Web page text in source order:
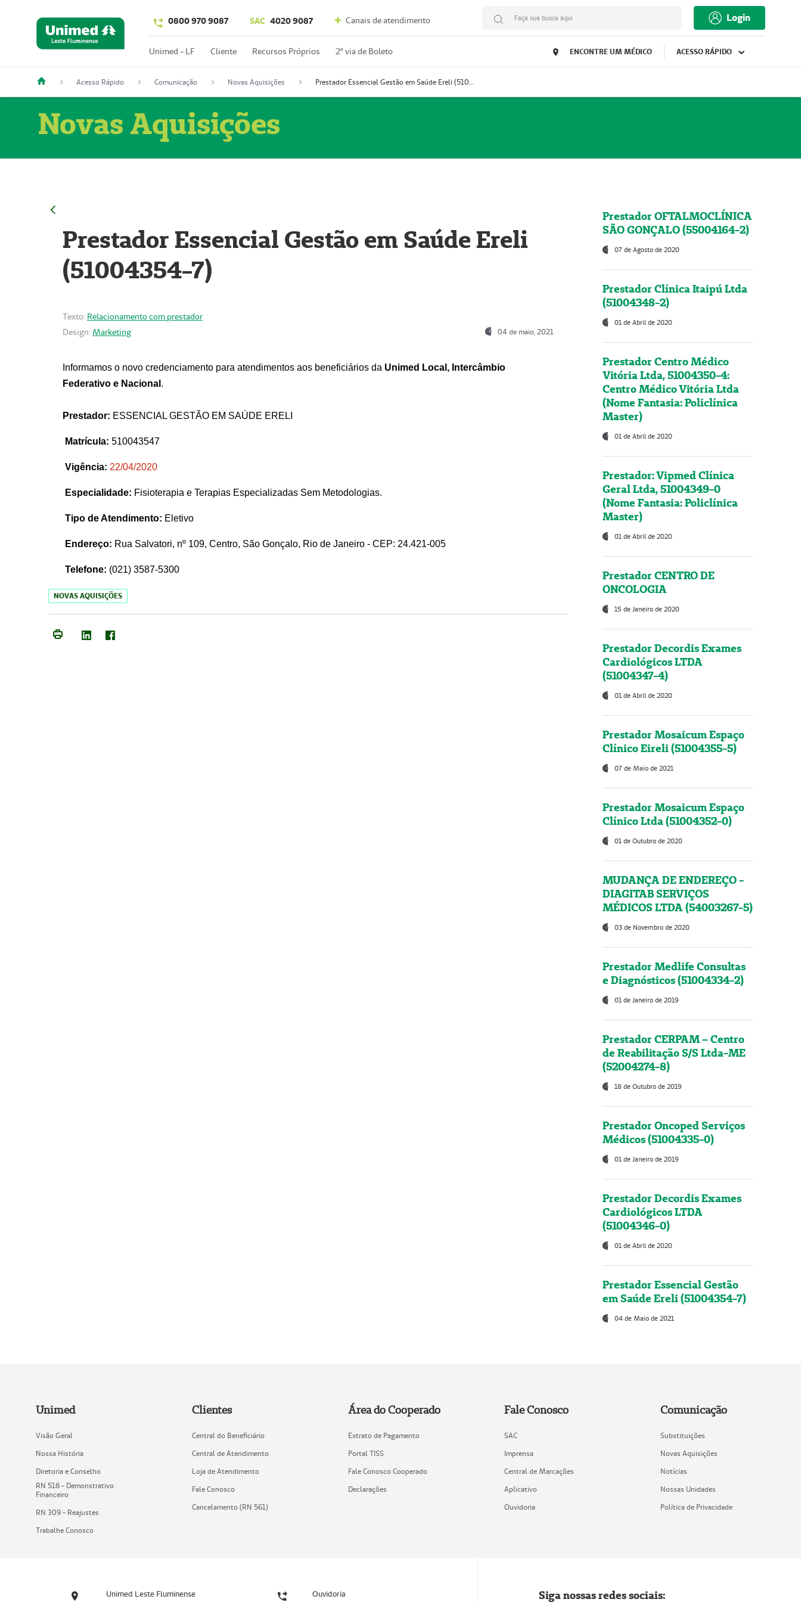
0800 970 9087 SAC 4020 9087 Canais de atendimento Faça sua busca aqui Login
Unimed - LF Cliente Recursos Próprios 2º via de Boleto ENCONTRE UM MÉDICO ACESSO RÁPIDO
Acesso Rápido Comunicação Novas Aquisições Prestador Essencial Gestão em Saúde Ereli (51004354-7)
Novas Aquisições
Prestador Essencial Gestão em Saúde Ereli
(51004354-7)
Texto: Relacionamento com prestador
Design: Marketing 04 de maio, 2021
Informamos o novo credenciamento para atendimentos aos beneficiários da Unimed Local, Intercâmbio
Federativo e Nacional .
Prestador: ESSENCIAL GESTÃO EM SAÚDE ERELI
Matrícula: 510043547
Vigência: 22/04/2020
Especialidade: Fisioterapia e Terapias Especializadas Sem Metodologias.
Tipo de Atendimento: Eletivo
Endereço: Rua Salvatori, nº 109, Centro, São Gonçalo, Rio de Janeiro - CEP: 24.421-005
Telefone: (021) 3587-5300
NOVAS AQUISIÇÕES
Prestador OFTALMOCLÍNICA
SÃO GONÇALO (55004164-2)
07 de Agosto de 2020
Prestador Clínica Itaipú Ltda
(51004348-2)
01 de Abril de 2020
Prestador Centro Médico
Vitória Ltda, 51004350-4:
Centro Médico Vitória Ltda
(Nome Fantasia: Policlínica
Master)
01 de Abril de 2020
Prestador: Vipmed Clínica
Geral Ltda, 51004349-0
(Nome Fantasia: Policlínica
Master)
01 de Abril de 2020
Prestador CENTRO DE
ONCOLOGIA
15 de Janeiro de 2020
Prestador Decordis Exames
Cardiológicos LTDA
(51004347-4)
01 de Abril de 2020
Prestador Mosaicum Espaço
Clínico Eireli (51004355-5)
07 de Maio de 2021
Prestador Mosaicum Espaço
Clínico Ltda (51004352-0)
01 de Outubro de 2020
MUDANÇA DE ENDEREÇO -
DIAGITAB SERVIÇOS
MÉDICOS LTDA (54003267-5)
03 de Novembro de 2020
Prestador Medlife Consultas
e Diagnósticos (51004334-2)
01 de Janeiro de 2019
Prestador CERPAM – Centro
de Reabilitação S/S Ltda-ME
(52004274-8)
18 de Outubro de 2019
Prestador Oncoped Serviços
Médicos (51004335-0)
01 de Janeiro de 2019
Prestador Decordis Exames
Cardiológicos LTDA
(51004346-0)
01 de Abril de 2020
Prestador Essencial Gestão
em Saúde Ereli (51004354-7)
04 de Maio de 2021
Unimed
Visão Geral
Nossa História
Diretoria e Conselho
RN 518 - Demonstrativo
Financeiro
RN 309 - Reajustes
Trabalhe Conosco
Clientes
Central do Beneficiário
Central de Atendimento
Loja de Atendimento
Fale Conosco
Cancelamento (RN 561)
Área do Cooperado
Extrato de Pagamento
Portal TISS
Fale Conosco Cooperado
Declarações
Fale Conosco
SAC
Imprensa
Central de Marcações
Aplicativo
Ouvidoria
Comunicação
Substituições
Novas Aquisições
Notícias
Nossas Unidades
Política de Privacidade
Unimed Leste Fluminense Ouvidoria Siga nossas redes sociais: